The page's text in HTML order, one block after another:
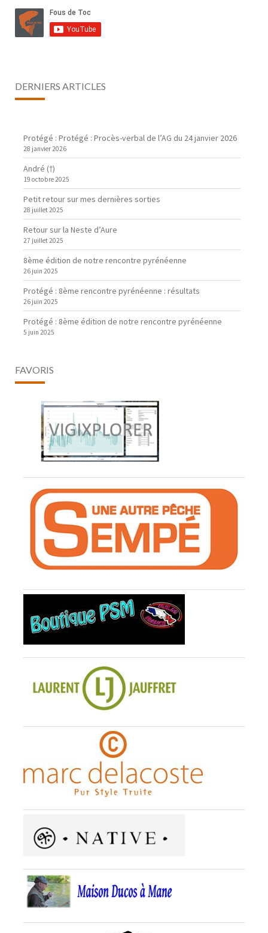
DERNIERS ARTICLES
Protégé : Protégé : Procès-verbal de l’AG du 24 janvier 2026
28 janvier 2026
André (†)
19 octobre 2025
Petit retour sur mes dernières sorties
28 juillet 2025
Retour sur la Neste d’Aure
27 juillet 2025
8ème édition de notre rencontre pyrénéenne
26 juin 2025
Protégé : 8ème rencontre pyrénéenne : résultats
26 juin 2025
Protégé : 8ème édition de notre rencontre pyrénéenne
5 juin 2025
FAVORIS